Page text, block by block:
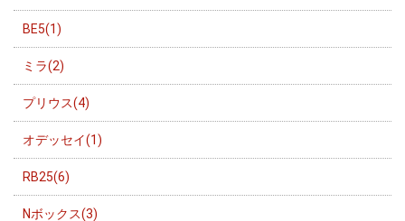
BE5(1)
ミラ(2)
プリウス(4)
オデッセイ(1)
RB25(6)
Nボックス(3)